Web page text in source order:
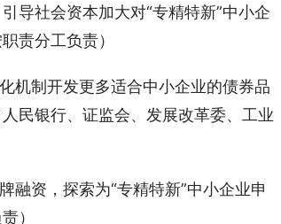
导社会资本加大对“专精特新”中小企
责分工负责）
机制开发更多适合中小企业的债券品
民银行、证监会、发展改革委、工业
融资，探索为“专精特新”中小企业申
）